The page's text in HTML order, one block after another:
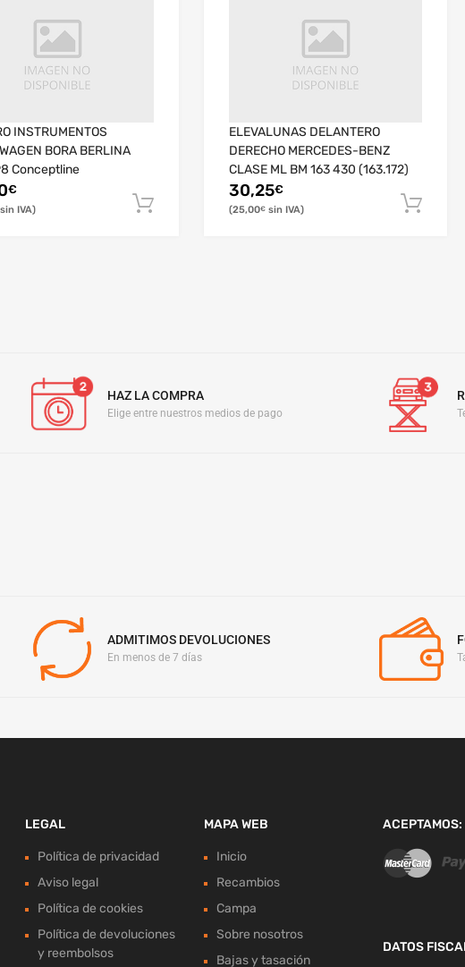
INSTRUMENTOS
BORA BERLINA
Conceptline
€
ELEVALUNAS DELANTERO
DERECHO MERCEDES-BENZ
CLASE ML BM 163 430 (163.172)
30,25€
25,00€
HAZ LA COMPRA
Elige entre nuestros medios de pago
ADMITIMOS DEVOLUCIONES
En menos de 7 días
LEGAL
Política de privacidad
Aviso legal
Política de cookies
Política de devoluciones
y reembolsos
MAPA WEB
Inicio
Recambios
Campa
Sobre nosotros
Bajas y tasación
ACEPTAMOS:
DATOS